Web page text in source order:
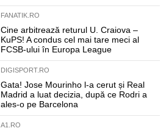
FANATIK.RO
Cine arbitrează returul U. Craiova –
KuPS! A condus cel mai tare meci al
FCSB-ului în Europa League
DIGISPORT.RO
Gata! Jose Mourinho l-a cerut și Real
Madrid a luat decizia, după ce Rodri a
ales-o pe Barcelona
A1.RO